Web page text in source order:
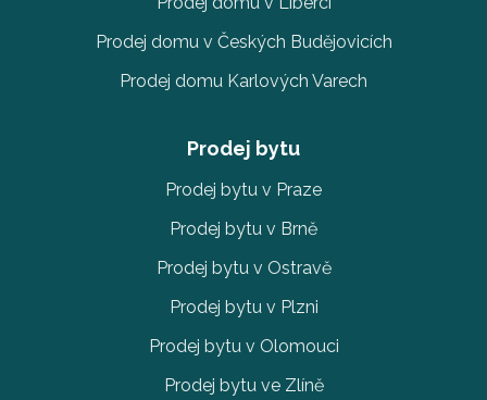
Prodej domu v Českých Budějovicích
Prodej domu Karlových Varech
Prodej bytu
Prodej bytu v Praze
Prodej bytu v Brně
Prodej bytu v Ostravě
Prodej bytu v Plzni
Prodej bytu v Olomouci
Prodej bytu ve Zlíně